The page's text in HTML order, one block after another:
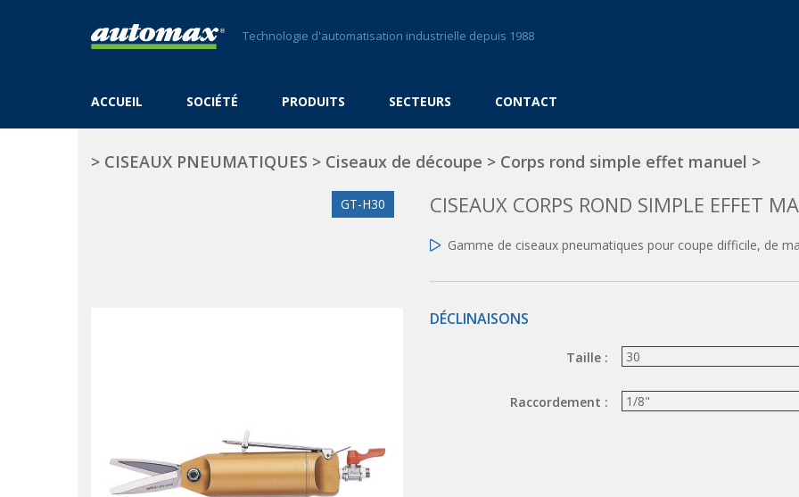
Technologie d'automatisation industrielle depuis 1988
ACCUEIL SOCIÉTÉ PRODUITS SECTEURS CONTACT
> CISEAUX PNEUMATIQUES > Ciseaux de découpe > Corps rond simple effet manuel >
GT-H30 CISEAUX CORPS ROND SIMPLE EFFET
Gamme de ciseaux pneumatiques pour coupe difficile, de
DÉCLINAISONS
Taille :
Raccordement :